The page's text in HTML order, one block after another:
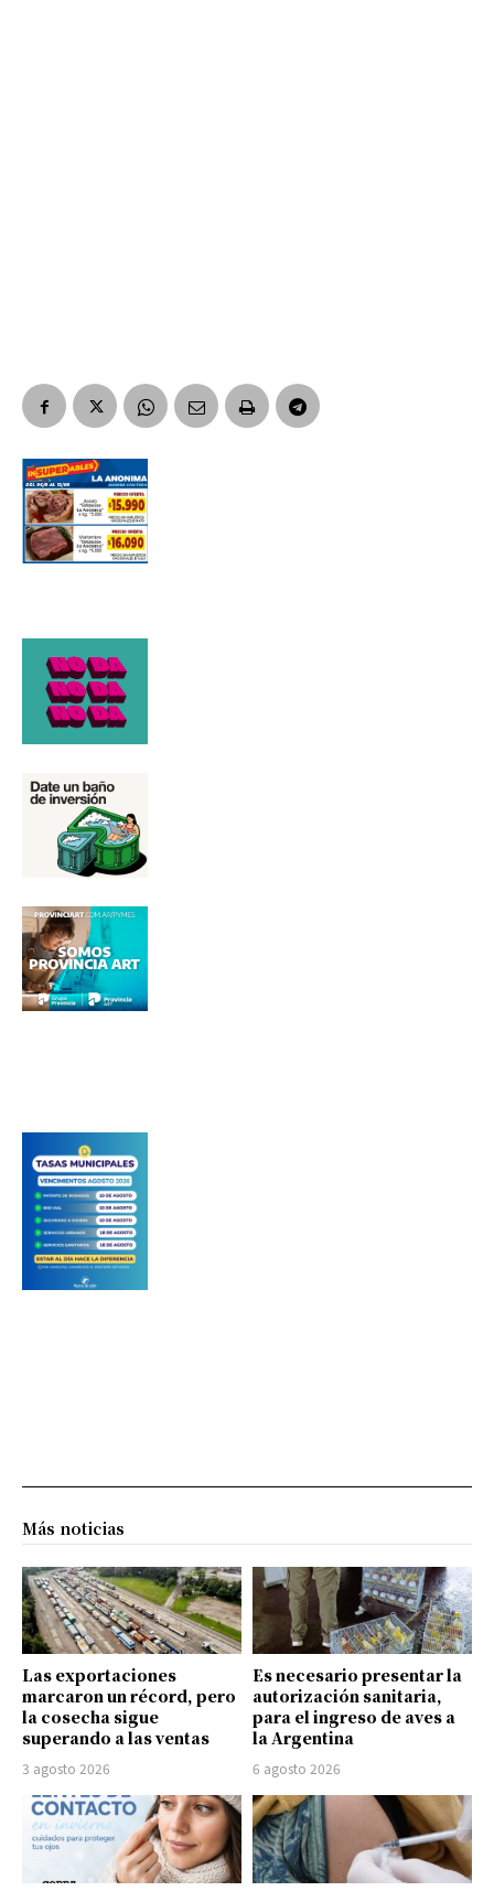
Apellidos
Número de teléfono
Más noticias
Las exportaciones
marcaron un récord, pero
la cosecha sigue
superando a las ventas
3 agosto 2026
Es necesario presentar la
autorización sanitaria,
para el ingreso de aves a
la Argentina
6 agosto 2026